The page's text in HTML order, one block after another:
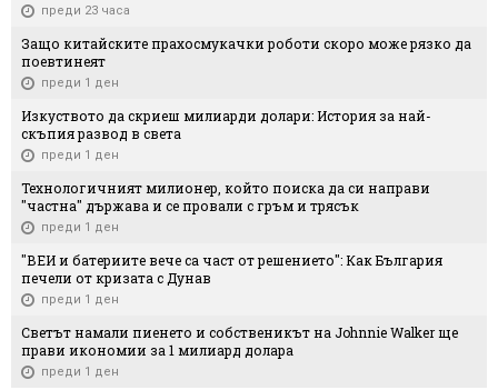
преди 23 часа
Защо китайските прахосмукачки роботи скоро може рязко да
поевтинеят
преди 1 ден
Изкуството да скриеш милиарди долари: История за най-
скъпия развод в света
преди 1 ден
Технологичният милионер, който поиска да си направи
"частна" държава и се провали с гръм и трясък
преди 1 ден
"ВЕИ и батериите вече са част от решението": Как България
печели от кризата с Дунав
преди 1 ден
Светът намали пиенето и собственикът на Johnnie Walker ще
прави икономии за 1 милиард долара
преди 1 ден